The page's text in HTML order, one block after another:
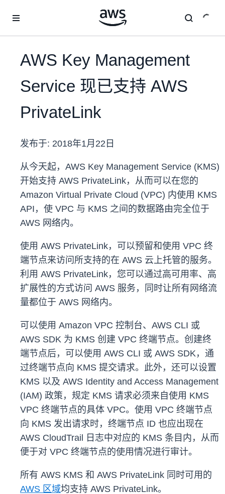
AWS Key Management
Service 现已支持 AWS
PrivateLink
发布于: 2018年1月22日
从今天起，AWS Key Management Service (KMS)
开始支持 AWS PrivateLink，从而可以在您的
Amazon Virtual Private Cloud (VPC) 内使用 KMS
API，使 VPC 与 KMS 之间的数据路由完全位于
AWS 网络内。
使用 AWS PrivateLink，可以预留和使用 VPC 终
端节点来访问所支持的在 AWS 云上托管的服务。
利用 AWS PrivateLink，您可以通过高可用率、高
扩展性的方式访问 AWS 服务，同时让所有网络流
量都位于 AWS 网络内。
可以使用 Amazon VPC 控制台、AWS CLI 或
AWS SDK 为 KMS 创建 VPC 终端节点。创建终
端节点后，可以使用 AWS CLI 或 AWS SDK，通
过终端节点向 KMS 提交请求。此外，还可以设置
KMS 以及 AWS Identity and Access Management
(IAM) 政策，规定 KMS 请求必须来自使用 KMS
VPC 终端节点的具体 VPC。使用 VPC 终端节点
向 KMS 发出请求时，终端节点 ID 也应出现在
AWS CloudTrail 日志中对应的 KMS 条目内，从而
便于对 VPC 终端节点的使用情况进行审计。
所有 AWS KMS 和 AWS PrivateLink 同时可用的
AWS 区域均支持 AWS PrivateLink。